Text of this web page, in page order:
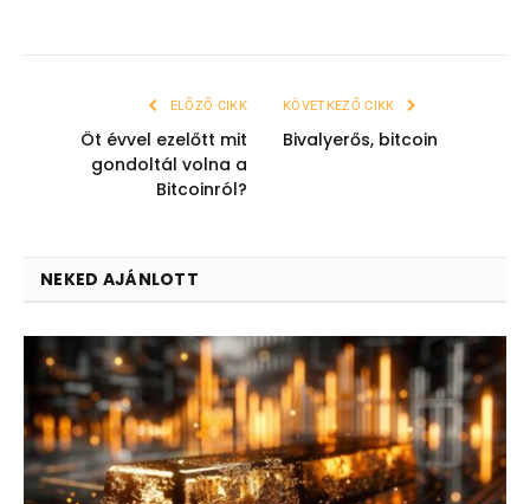
ELŐZŐ CIKK
Öt évvel ezelőtt mit
gondoltál volna a
Bitcoinról?
KÖVETKEZŐ CIKK
Bivalyerős, bitcoin
NEKED AJÁNLOTT